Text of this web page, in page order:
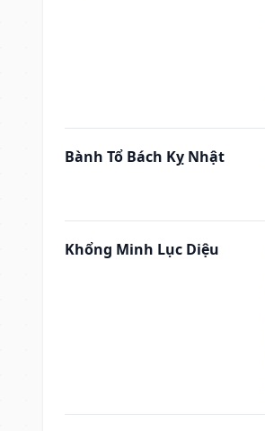
Bành Tổ Bách Kỵ Nhật
Khổng Minh Lục Diệu